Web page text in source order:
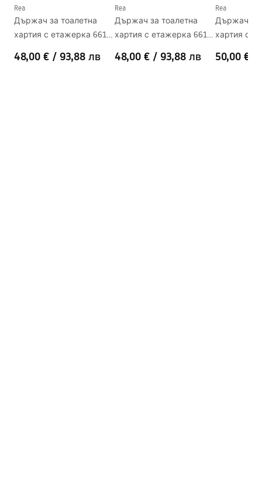
Rea
Държач за тоалетна
хартия с етажерка 6613
48,00 € / 93,88 лв
Rea
Държач за тоалетна
хартия с етажерка 6613
48,00 € / 93,88 лв
Rea
Държач за
хартия с
50,00 €